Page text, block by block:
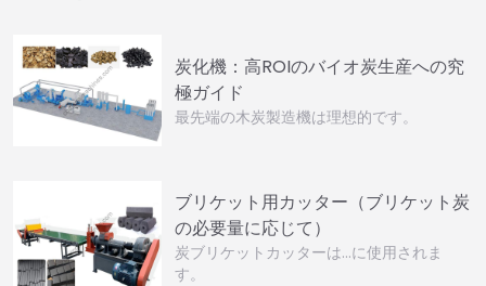
炭化機：高ROIのバイオ炭生産への究
極ガイド
最先端の木炭製造機は理想的です。
ブリケット用カッター（ブリケット炭
の必要量に応じて）
炭ブリケットカッターは…に使用されま
す。